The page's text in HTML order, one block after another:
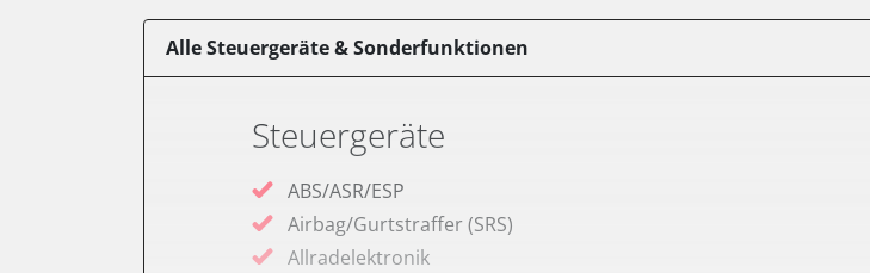
Alle Steuergeräte & Sonderfunktionen
Steuergeräte
ABS/ASR/ESP
Airbag/Gurtstraffer (SRS)
Allradelektronik